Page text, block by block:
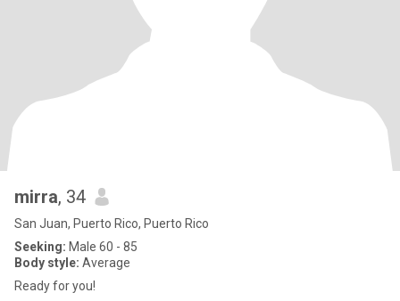
mirra, 34
San Juan, Puerto Rico, Puerto Rico
Seeking: Male 60 - 85
Body style: Average
Ready for you!